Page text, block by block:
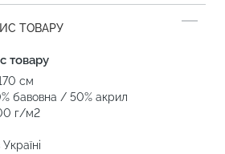
ТОВАРУ
товару
см
бавовна / 50% акрил
г/м2